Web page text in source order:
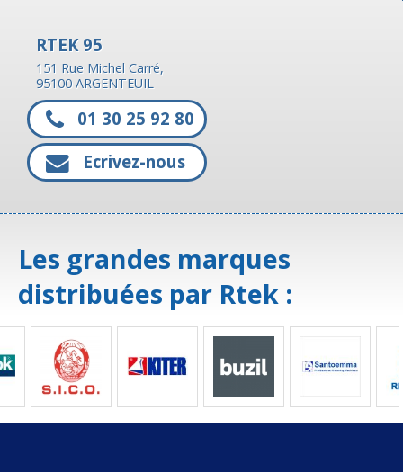
RTEK 95
151 Rue Michel Carré,
95100 ARGENTEUIL
01 30 25 92 80
Ecrivez-nous
Les grandes marques
distribuées par Rtek :